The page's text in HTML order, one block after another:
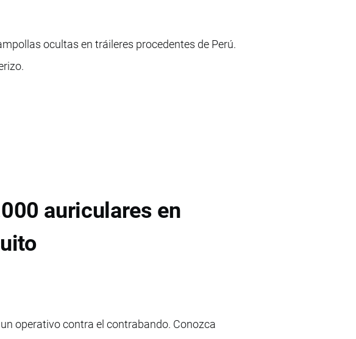
ocultas en tráileres procedentes de Perú.
auriculares en
operativo contra el contrabando. Conozca